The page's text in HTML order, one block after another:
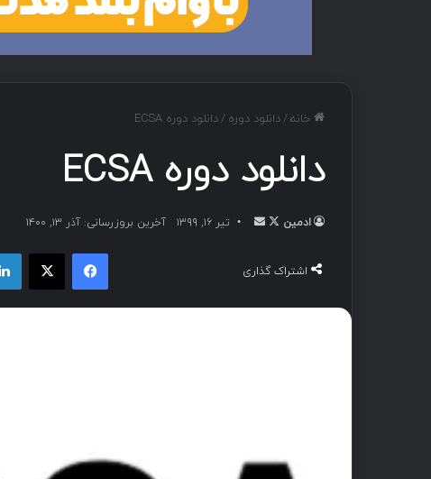
خانه/دانلود دوره /دانلود دوره ECSA
دانلود دوره ECSA
ادمین تیر ۱۶, ۱۳۹۹ آخرین بروزرسانی: آذر ۱۳, ۱۴۰۰
اشتراک گذاری